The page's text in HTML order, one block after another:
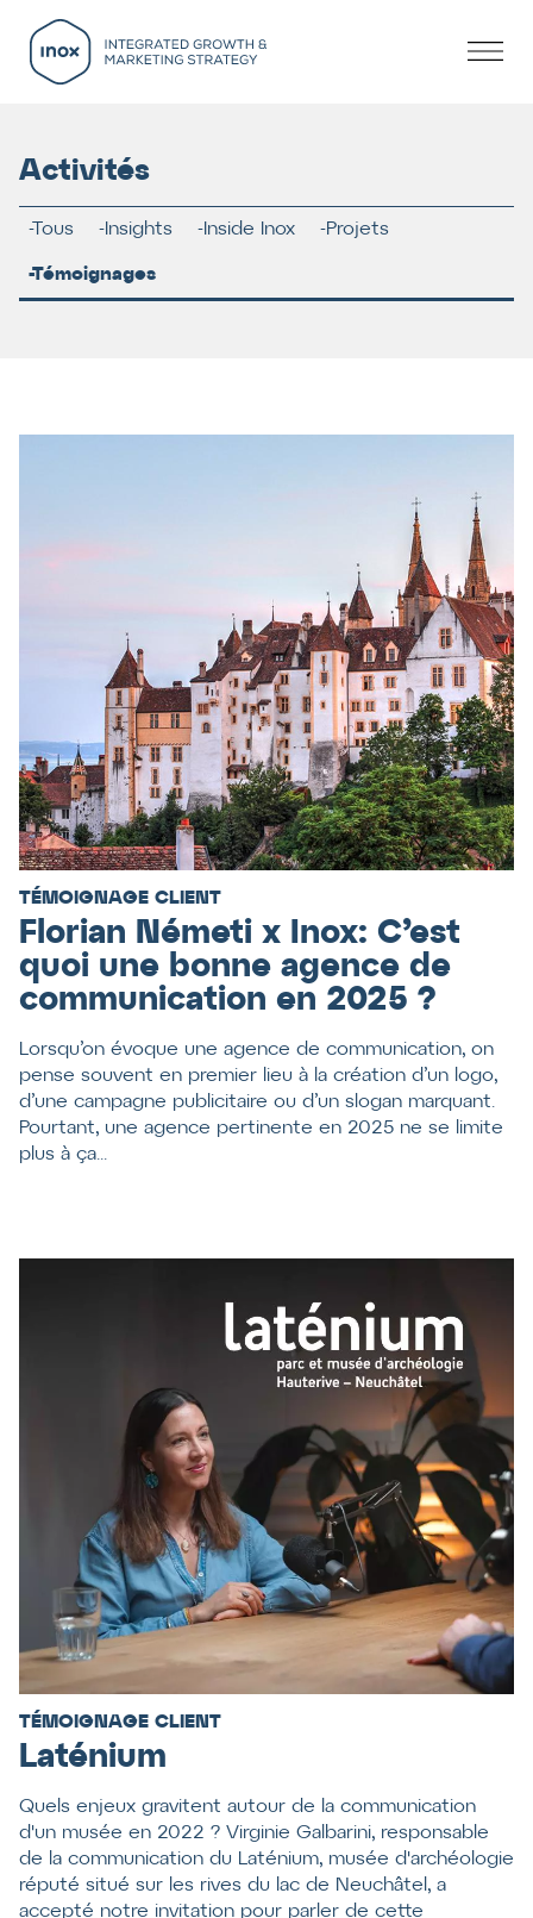
Activités
Tous Insights Inside Inox Projets
Témoignages
TÉMOIGNAGE CLIENT
Florian Németi x Inox: C’est
quoi une bonne agence de
communication en 2025 ?
Lorsqu’on évoque une agence de communication, on
pense souvent en premier lieu à la création d’un logo,
d’une campagne publicitaire ou d’un slogan marquant.
Pourtant, une agence pertinente en 2025 ne se limite
plus à ça...
TÉMOIGNAGE CLIENT
Laténium
Quels enjeux gravitent autour de la communication
d'un musée en 2022 ? Virginie Galbarini, responsable
de la communication du Laténium, musée d'archéologie
réputé situé sur les rives du lac de Neuchâtel, a
accepté notre invitation pour parler de cette